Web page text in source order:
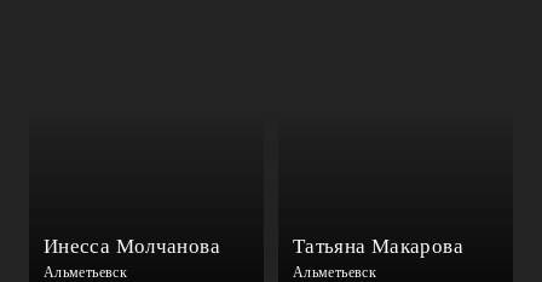
Инесса Молчанова
Альметьевск
Татьяна Макарова
Альметьевск